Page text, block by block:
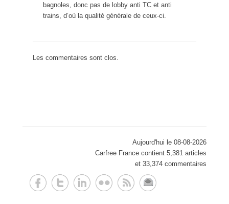
bagnoles, donc pas de lobby anti TC et anti
trains, d’où la qualité générale de ceux-ci.
Les commentaires sont clos.
Aujourd'hui le 08-08-2026
Carfree France contient 5,381 articles
et 33,374 commentaires